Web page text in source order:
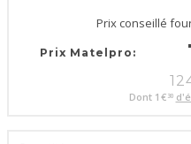
Prix conseillé
Prix Matelpro:
Dont 1€ 30